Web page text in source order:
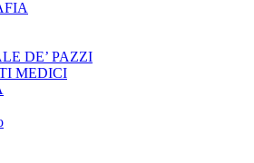
DE’ PAZZI
MEDICI